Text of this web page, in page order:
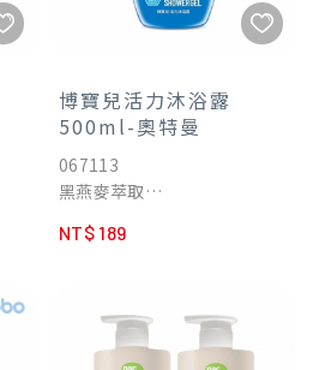
博寶兒活力沐浴露
500ml-奧特曼
067113
黑燕麥萃取
NT$ 189